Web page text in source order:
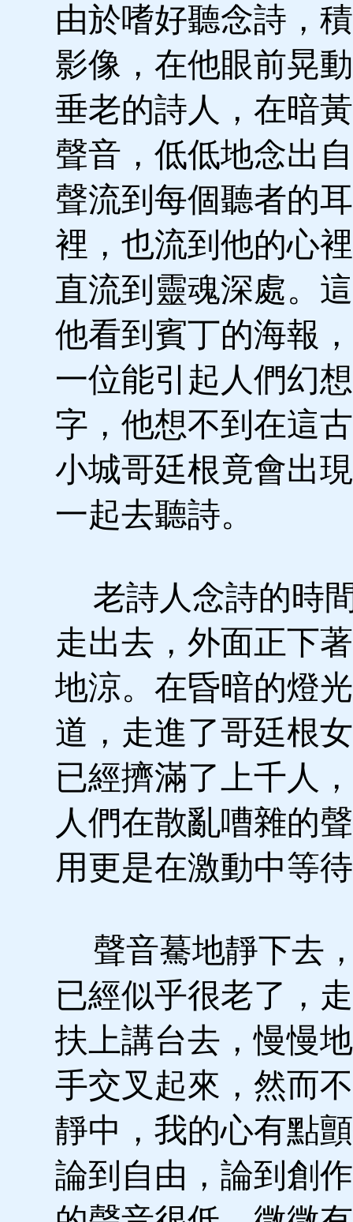
由於嗜好聽念詩，
影像，在他眼前晃
垂老的詩人，在暗
聲音，低低地念出
聲流到每個聽者的
裡，也流到他的心
直流到靈魂深處。
他看到賓丁的海報
一位能引起人們幻
字，他想不到在這
小城哥廷根竟會出
一起去聽詩。
老詩人念詩的時
走出去，外面正下
地涼。在昏暗的燈
道，走進了哥廷根
已經擠滿了上千人
人們在散亂嘈雜的
用更是在激動中等
聲音驀地靜下去
已經似乎很老了，
扶上講台去，慢慢
手交叉起來，然而
靜中，我的心有點
論到自由，論到創